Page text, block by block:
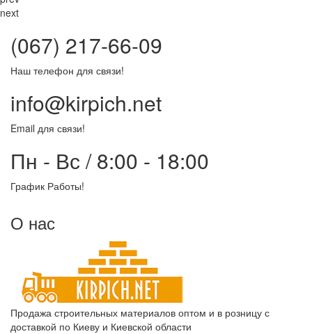
next
(067) 217-66-09
Наш телефон для связи!
info@kirpich.net
Email для связи!
Пн - Вс / 8:00 - 18:00
График Работы!
О нас
Продажа строительных материалов оптом и в розницу с
доставкой по Киеву и Киевской области